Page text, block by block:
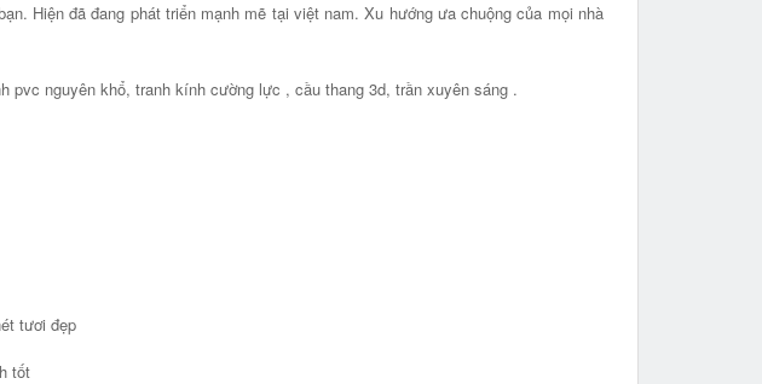
Hiện đã đang phát triển mạnh mẽ tại việt nam. Xu hướng ưa chuộng của mọi nhà
pvc nguyên khổ, tranh kính cường lực , cầu thang 3d, trần xuyên sáng .
tươi đẹp
tốt